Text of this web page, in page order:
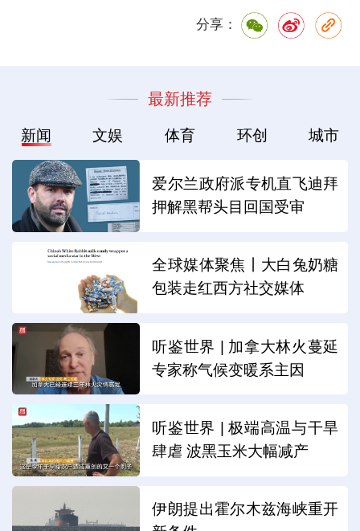
分享：
最新推荐
新闻 文娱 体育 环创 城市
爱尔兰政府派专机直飞迪拜
押解黑帮头目回国受审
全球媒体聚焦丨大白兔奶糖
包装走红西方社交媒体
听鉴世界 | 加拿大林火蔓延
专家称气候变暖系主因
听鉴世界 | 极端高温与干旱
肆虐 波黑玉米大幅减产
伊朗提出霍尔木兹海峡重开